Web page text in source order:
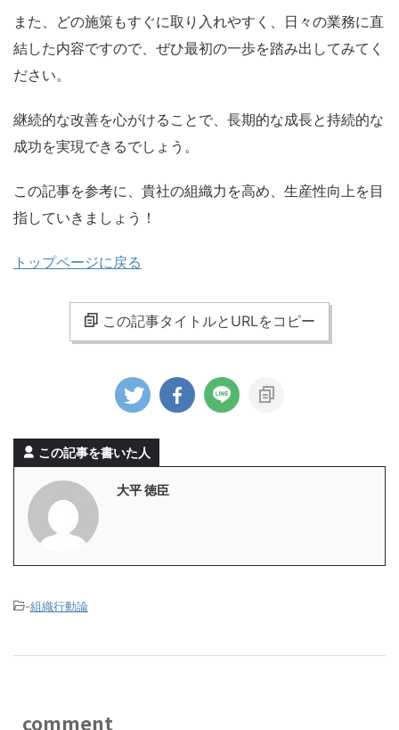
また、どの施策もすぐに取り入れやすく、日々の業務に直
結した内容ですので、ぜひ最初の一歩を踏み出してみてく
ださい。
継続的な改善を心がけることで、長期的な成長と持続的な
成功を実現できるでしょう。
この記事を参考に、貴社の組織力を高め、生産性向上を目
指していきましょう！
トップページに戻る
この記事タイトルとURLをコピー
この記事を書いた人
大平 徳臣
-組織行動論
comment